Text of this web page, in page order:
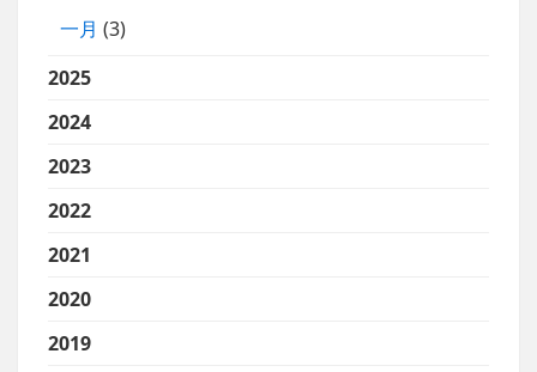
一月 (3)
2025
2024
2023
2022
2021
2020
2019